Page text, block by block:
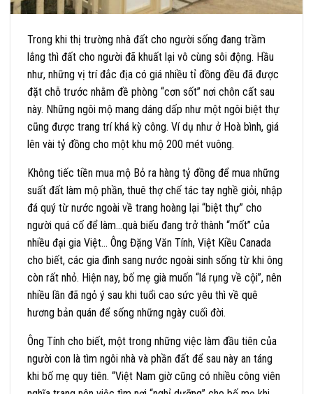
Trong khi thị trường nhà đất cho người sống đang trầm
lắng thì đất cho người đã khuất lại vô cùng sôi động. Hầu
như, những vị trí đắc địa có giá nhiều tỉ đồng đều đã được
đặt chỗ trước nhằm đề phòng “cơn sốt” nơi chôn cất sau
này. Những ngôi mộ mang dáng dấp như một ngôi biệt thự
cũng được trang trí khá kỳ công. Ví dụ như ở Hoà bình, giá
lên vài tỷ đồng cho một khu mộ 200 mét vuông.
Không tiếc tiền mua mộ Bỏ ra hàng tỷ đồng để mua những
suất đất làm mộ phần, thuê thợ chế tác tay nghề giỏi, nhập
đá quý từ nước ngoài về trang hoàng lại “biệt thự” cho
người quá cố để làm…quà biếu đang trở thành “mốt” của
nhiều đại gia Việt… Ông Đặng Văn Tính, Việt Kiều Canada
cho biết, các gia đình sang nước ngoài sinh sống từ khi ông
còn rất nhỏ. Hiện nay, bố mẹ già muốn “lá rụng về cội”, nên
nhiều lần đã ngỏ ý sau khi tuổi cao sức yêu thì về quê
hương bản quán để sống những ngày cuối đời.
Ông Tính cho biết, một trong những việc làm đầu tiên của
người con là tìm ngôi nhà và phần đất để sau này an táng
khi bố mẹ quy tiên. “Việt Nam giờ cũng có nhiều công viên